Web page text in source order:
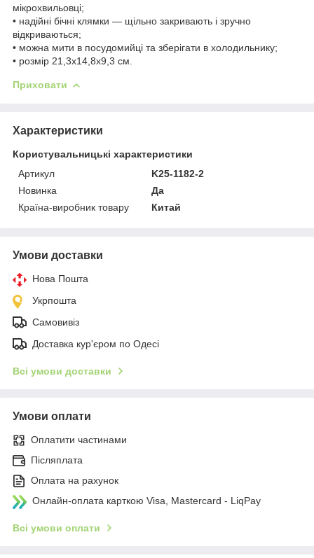
мікрохвильовці;
• надійні бічні клямки — щільно закривають і зручно
відкриваються;
• можна мити в посудомийці та зберігати в холодильнику;
• розмір 21,3х14,8х9,3 см.
Приховати
Характеристики
Користувальницькі характеристики
Артикул
K25-1182-2
Новинка
Да
Країна-виробник товару
Китай
Умови доставки
Нова Пошта
Укрпошта
Самовивіз
Доставка кур'єром по Одесі
Всі умови доставки
Умови оплати
Оплатити частинами
Післяплата
Оплата на рахунок
Онлайн-оплата карткою Visa, Mastercard - LiqPay
Всі умови оплати